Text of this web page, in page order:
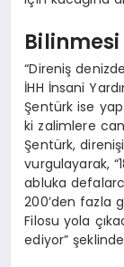
“Direniş
İHH İnsani
Şentürk ise
ki zalimlere
Şentürk,
vurgulayarak,
abluka
200’den fazla
Filosu yola
ediyor” şeklinde